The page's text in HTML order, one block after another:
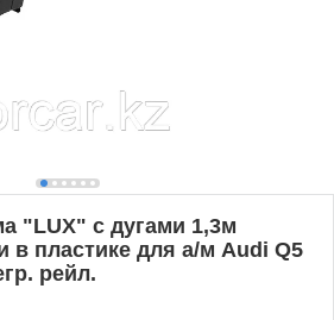
"LUX" с дугами 1,3м
в пластике для а/м Audi Q5
рейл.